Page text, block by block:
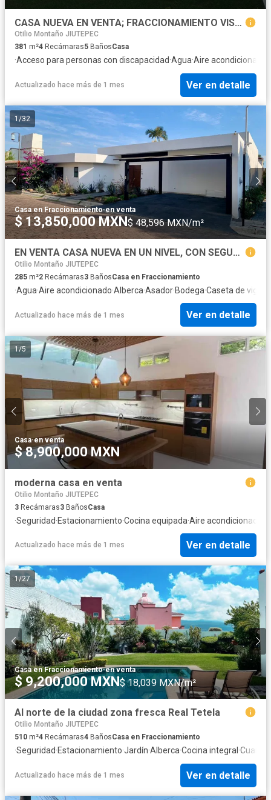
CASA NUEVA EN VENTA; FRACCIONAMIENTO VISTA HERMOSA; CUERNAVACA; MORELOS
Otilio Montaño JIUTEPEC
381 m²4 Recámaras5 BañosCasa
·Acceso para personas con discapacidad·Agua·Aire acondicionado
Actualizado hace más de 1 mes Ver en detalle
1 /32
Casa en Fraccionamiento·en venta
$ 13,850,000 MXN$ 48,596 MXN/m²
EN VENTA CASA NUEVA EN UN NIVEL, CON SEGURIDAD PERMANENTE, JARDNES DE ´REFORMA, CUERNAVACA MOR.
Otilio Montaño JIUTEPEC
285 m²2 Recámaras3 BañosCasa en Fraccionamiento
·Agua·Aire acondicionado·Alberca·Asador·Bodega·Caseta de
Actualizado hace más de 1 mes Ver en detalle
1 /5
Casa·en venta
$ 8,900,000 MXN
moderna casa en venta
Otilio Montaño JIUTEPEC
3 Recámaras3 BañosCasa
·Seguridad·Estacionamiento·Cocina equipada·Aire acondicionado
Actualizado hace más de 1 mes Ver en detalle
1/27
Casa en Fraccionamiento·en venta
$ 9,200,000 MXN$ 18,039 MXN/m²
Al norte de la ciudad zona fresca Real Tetela
Otilio Montaño JIUTEPEC
510 m²4 Recámaras4 BañosCasa en Fraccionamiento
·Seguridad·Estacionamiento·Jardín·Alberca·Cocina integral ·Cuarto
Actualizado hace más de 1 mes Ver en detalle